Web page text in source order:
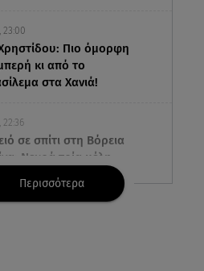
23:00
Πιο όμορφη
κι από το
στα Χανιά!
22:36
σε σπίτι στη Βόρεια
Νεκρά τρία μέλη
Περισσότερα